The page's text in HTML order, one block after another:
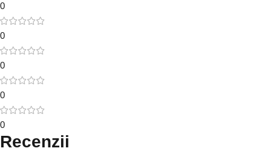
0
0
0
0
0
Recenzii